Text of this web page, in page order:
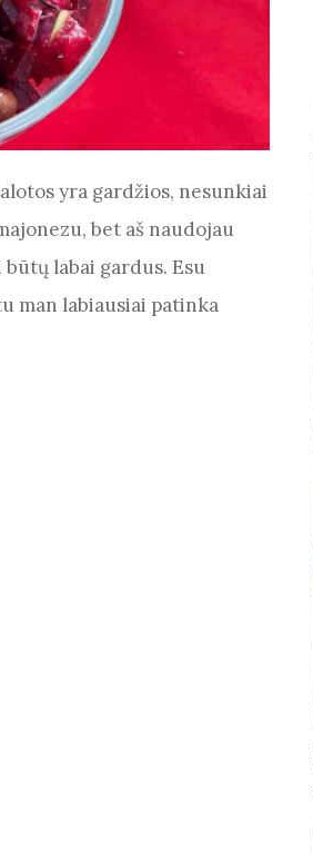
yra gardžios, nesunkiai
bet aš naudojau
labai gardus. Esu
man labiausiai patinka